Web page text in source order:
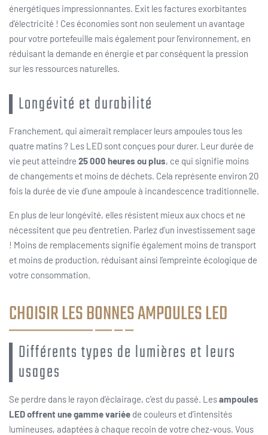
énergétiques impressionnantes. Exit les factures exorbitantes
d’électricité ! Ces économies sont non seulement un avantage
pour votre portefeuille mais également pour l’environnement, en
réduisant la demande en énergie et par conséquent la pression
sur les ressources naturelles.
Longévité et durabilité
Franchement, qui aimerait remplacer leurs ampoules tous les
quatre matins ? Les LED sont conçues pour durer. Leur durée de
vie peut atteindre 25 000 heures ou plus, ce qui signifie moins
de changements et moins de déchets. Cela représente environ 20
fois la durée de vie d’une ampoule à incandescence traditionnelle.
En plus de leur longévité, elles résistent mieux aux chocs et ne
nécessitent que peu d’entretien. Parlez d’un investissement sage
! Moins de remplacements signifie également moins de transport
et moins de production, réduisant ainsi l’empreinte écologique de
votre consommation.
CHOISIR LES BONNES AMPOULES LED
Différents types de lumières et leurs
usages
Se perdre dans le rayon d’éclairage, c’est du passé. Lesampoules
LED offrent une gamme variée de couleurs et d’intensités
lumineuses, adaptées à chaque recoin de votre chez-vous. Vous